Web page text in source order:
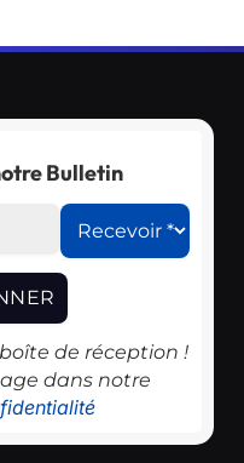
Bulletin
de réception !
dans notre